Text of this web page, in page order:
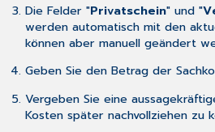
Die Felder "Privatschein" und "
werden automatisch mit den
können aber manuell geändert
Geben Sie den Betrag der
Vergeben Sie eine
Kosten später nachvollziehen zu